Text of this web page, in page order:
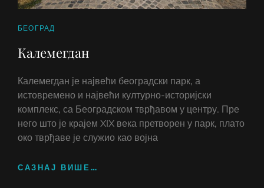
CAT
БЕОГРАД
Калемегдан
Калемегдан је највећи београдски парк, а
истовремено и највећи културно-историјски
комплекс, са Београдском тврђавом у центру. Пре
него што је крајем XIX века претворен у парк, плато
око тврђаве је служио као војна
САЗНАЈ ВИШЕ…